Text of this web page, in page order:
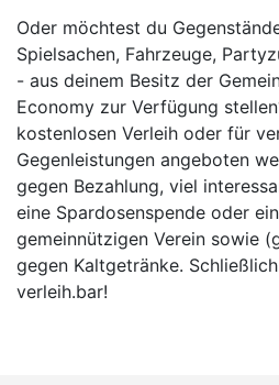
Oder möchtest du
Spielsachen, Fahrzeuge,
- aus deinem Besitz der
Economy zur Verfügung
kostenlosen Verleih oder für
Gegenleistungen angeboten
gegen Bezahlung, viel
eine Spardosenspende oder
gemeinnützigen Verein sowie
gegen Kaltgetränke.
verleih.bar!